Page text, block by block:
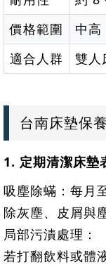
價格範圍
中高
適合人群
雙人
台南床墊保
1. 定期清潔床墊
吸塵除蟎：每月
除灰塵、皮屑與
局部污漬處理：
若打翻飲料或體